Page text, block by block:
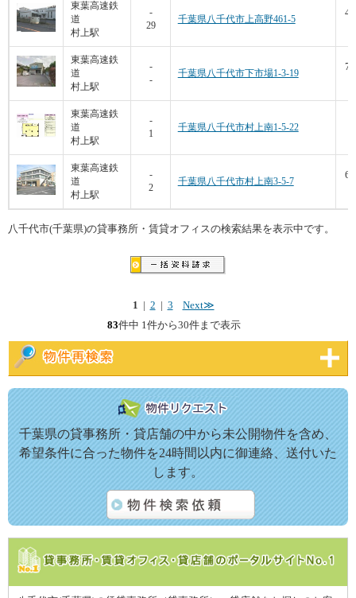
千葉県の貸事務所・貸店舗の中から未公開物件を含め、
希望条件に合った物件を24時間以内に御連絡、送付いた
します。
東葉高速鉄
道
村上駅
-
29
千葉県八千代市上高野461-5
東葉高速鉄
道
村上駅
-
-
千葉県八千代市下市場1-3-19
東葉高速鉄
道
村上駅
-
1
千葉県八千代市村上南1-5-22
東葉高速鉄
道
村上駅
-
2
千葉県八千代市村上南3-5-7
八千代市(千葉県)の貸事務所・賃貸オフィスの検索結果を表示中です。
1 2 3
Next≫
83件中 1件から30件まで表示